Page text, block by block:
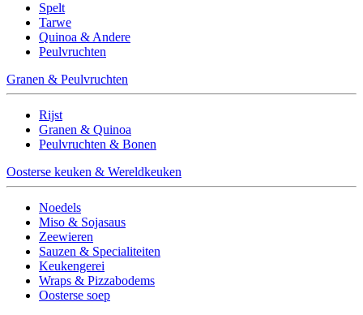
Spelt
Tarwe
Quinoa & Andere
Peulvruchten
Granen & Peulvruchten
Rijst
Granen & Quinoa
Peulvruchten & Bonen
Oosterse keuken & Wereldkeuken
Noedels
Miso & Sojasaus
Zeewieren
Sauzen & Specialiteiten
Keukengerei
Wraps & Pizzabodems
Oosterse soep